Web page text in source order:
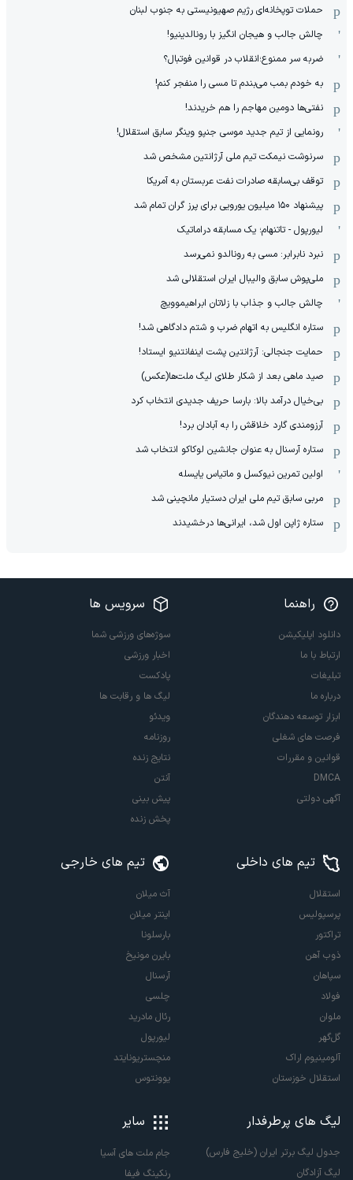
حملات توپخانه‌ای رژیم صهیونیستی به جنوب لبنان
چالش جالب و هیجان انگیز با رونالدینیو!
ضربه سر ممنوع؛انقلاب در قوانین فوتبال؟
به خودم بمب می‌بندم تا مسی را منفجر کنم!
نفتی‌ها دومین مهاجم را هم خریدند!
رونمایی از تیم جدید موسی جنپو وینگر سابق استقلال!
سرنوشت نیمکت تیم ملی آرژانتین مشخص شد
توقف بی‌سابقه صادرات نفت عربستان به آمریکا
پیشنهاد ۱۵۰ میلیون یورویی برای پرز گران تمام شد
لیورپول - تاتنهام؛ یک مسابقه دراماتیک
نبرد نابرابر: مسی به رونالدو نمی‌رسد
ملی‌پوش سابق والیبال ایران استقلالی شد
چالش جالب و جذاب با زلاتان ابراهیموویچ
ستاره انگلیس به اتهام ضرب و شتم دادگاهی شد!
حمایت جنجالی: آرژانتین پشت اینفانتنیو ایستاد!
صید ماهی بعد از شکار طلای لیگ ملت‌ها(عکس)
بی‌خیال درآمد بالا: بارسا حریف جدیدی انتخاب کرد
آرزومندی گارد خلاقش را به آبادان برد!
ستاره آرسنال به عنوان جانشین لوکاکو انتخاب شد
اولین تمرین نیوکسل و ماتیاس یایسله
مربی سابق تیم ملی ایران دستیار مانچینی شد
ستاره ژاپن اول شد، ایرانی‌ها درخشیدند
راهنما
دانلود اپلیکیشن
ارتباط با ما
تبلیغات
درباره ما
ابزار توسعه دهندگان
فرصت های شغلی
قوانین و مقررات
DMCA
آگهی دولتی
سرویس ها
سوژه‌های ورزشی شما
اخبار ورزشی
پادکست
لیگ ها و رقابت ها
ویدئو
روزنامه
نتایج زنده
آنتن
پیش بینی
پخش زنده
تیم های داخلی
استقلال
پرسپولیس
تراکتور
ذوب آهن
سپاهان
فولاد
ملوان
گل‌گهر
آلومینیوم اراک
استقلال خوزستان
تیم های خارجی
آث میلان
اینتر میلان
بارسلونا
بایرن مونیخ
آرسنال
چلسی
رئال مادرید
لیورپول
منچستریونایتد
یوونتوس
لیگ های پرطرفدار
جدول لیگ برتر ایران (خلیج فارس)
لیگ آزادگان
سایر
جام ملت های آسیا
رنکینگ فیفا